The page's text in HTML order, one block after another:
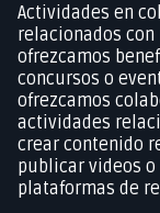
Actividades en
relacionados con
ofrezcamos
concursos o
ofrezcamos
actividades
crear contenido
publicar videos
plataformas de